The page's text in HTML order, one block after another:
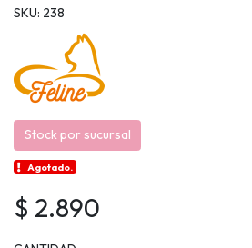
SKU: 238
Stock por sucursal
Agotado.
$ 2.890